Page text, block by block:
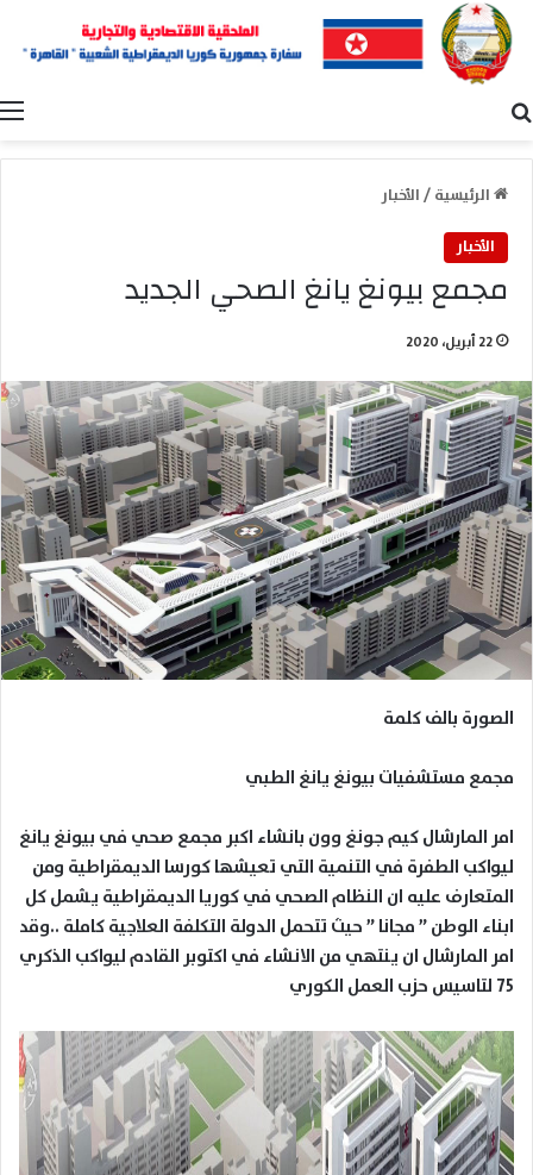
الرئيسية/الأخبار
الأخبار
مجمع بيونغ يانغ الصحي الجديد
22 أبريل، 2020
الصورة بالف كلمة
مجمع مستشفيات بيونغ يانغ الطبي
امر المارشال كيم جونغ وون بانشاء اكبر مجمع صحي في بيونغ يانغ
ليواكب الطفرة في التنمية التي تعيشها كورسا الديمقراطية ومن
المتعارف عليه ان النظام الصحي في كوريا الديمقراطية يشمل كل
ابناء الوطن ” مجانا ” حيث تتحمل الدولة التكلفة العلاجية كاملة ..وقد
امر المارشال ان ينتهي من الانشاء في اكتوبر القادم ليواكب الذكري
75 لتاسيس حزب العمل الكوري